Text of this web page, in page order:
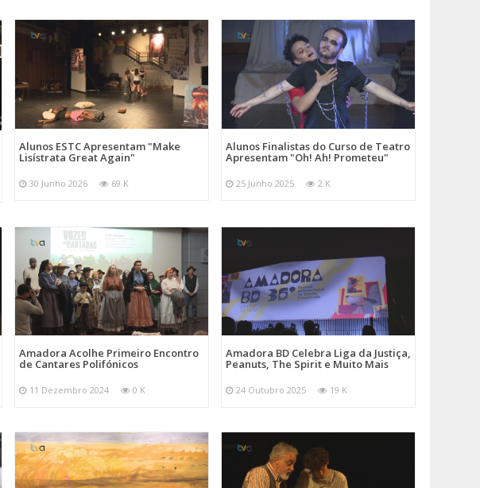
Alunos ESTC Apresentam "Make
Lisístrata Great Again"
30 Junho 2026 69 K
Alunos Finalistas do Curso de Teatro
Apresentam "Oh! Ah! Prometeu"
25 Junho 2025 2 K
Amadora Acolhe Primeiro Encontro
de Cantares Polifónicos
11 Dezembro 2024 0 K
Amadora BD Celebra Liga da Justiça,
Peanuts, The Spirit e Muito Mais
24 Outubro 2025 19 K